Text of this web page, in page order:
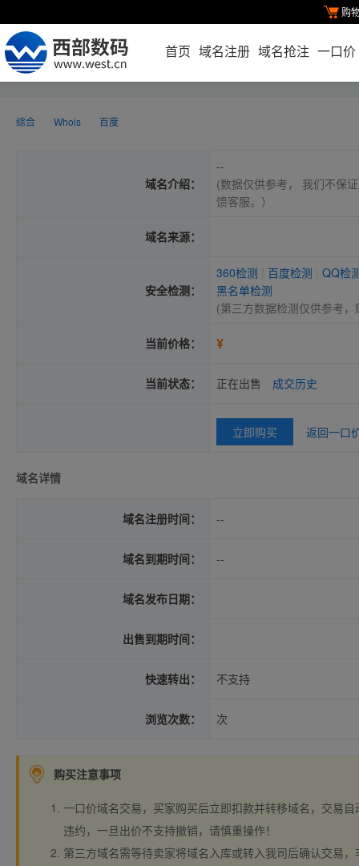
购
首页 域名注册 域名抢注 一口价
综合 Whois 百度
域名介绍：
--
(数据仅供参考， 我们不保
馈客服。）
域名来源：
安全检测：
360检测 百度检测
QQ检
黑名单检测
(第三方数据检测仅供参考
当前价格： ¥
当前状态： 正在出售 成交历史
立即购买 返回一口
域名详情
域名注册时间： --
域名到期时间： --
域名发布日期：
出售到期时间：
快速转出： 不支持
浏览次数： 次
购买注意事项
一口价域名交易，买家购买后立即扣款并转移域名，交易
违约，一旦出价不支持撤销，请慎重操作！
第三方域名需等待卖家将域名入库或转入我司后确认交易